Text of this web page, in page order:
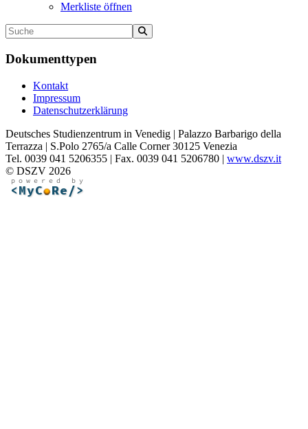
Merkliste öffnen
Dokumenttypen
Kontakt
Impressum
Datenschutzerklärung
Deutsches Studienzentrum in Venedig | Palazzo Barbarigo della
Terrazza | S.Polo 2765/a Calle Corner 30125 Venezia
Tel. 0039 041 5206355 | Fax. 0039 041 5206780 | www.dszv.it
© DSZV 2026